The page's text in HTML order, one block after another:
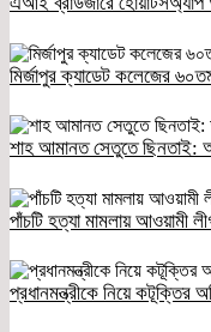
মির্জাপুর ক্যাডেট কলেজের
শাহ আমানত সেতুতে ছিনতাই:
পাঁচটি হত্যা মামলায় আওয়ামী
প্রধানমন্ত্রীকে নিয়ে কটূক্তির